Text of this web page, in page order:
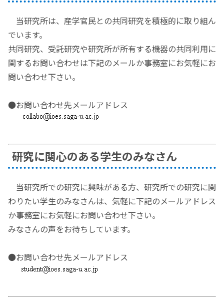
当研究所は、産学官民との共同研究を積極的に取り組ん
でいます。
共同研究、受託研究や研究所が所有する機器の共同利用に
関するお問い合わせは下記のメールか事務室にお気軽にお
問い合わせ下さい。
●お問い合わせ先メールアドレス
研究に関心のある学生のみなさん
当研究所での研究に興味がある方、研究所での研究に関
わりたい学生のみなさんは、気軽に下記のメールアドレス
か事務室にお気軽にお問い合わせ下さい。
みなさんの声をお待ちしています。
●お問い合わせ先メールアドレス